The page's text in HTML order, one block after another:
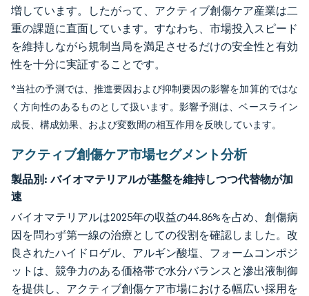
増しています。したがって、アクティブ創傷ケア産業は二
重の課題に直面しています。すなわち、市場投入スピード
を維持しながら規制当局を満足させるだけの安全性と有効
性を十分に実証することです。
*当社の予測では、推進要因および抑制要因の影響を加算的ではな
く方向性のあるものとして扱います。影響予測は、ベースライン
成長、構成効果、および変数間の相互作用を反映しています。
アクティブ創傷ケア市場セグメント分析
製品別: バイオマテリアルが基盤を維持しつつ代替物が加
速
バイオマテリアルは2025年の収益の44.86%を占め、創傷病
因を問わず第一線の治療としての役割を確認しました。改
良されたハイドロゲル、アルギン酸塩、フォームコンポジ
ットは、競争力のある価格帯で水分バランスと滲出液制御
を提供し、アクティブ創傷ケア市場における幅広い採用を